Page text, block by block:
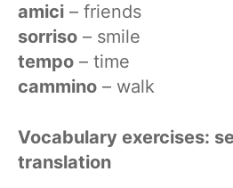
amici – friends
sorriso – smile
tempo – time
cammino – walk
Vocabulary exercises:
translation